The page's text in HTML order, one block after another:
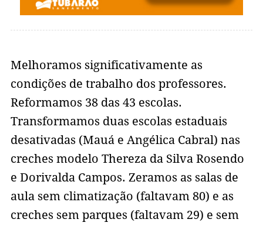
Melhoramos significativamente as
condições de trabalho dos professores.
Reformamos 38 das 43 escolas.
Transformamos duas escolas estaduais
desativadas (Mauá e Angélica Cabral) nas
creches modelo Thereza da Silva Rosendo
e Dorivalda Campos. Zeramos as salas de
aula sem climatização (faltavam 80) e as
creches sem parques (faltavam 29) e sem